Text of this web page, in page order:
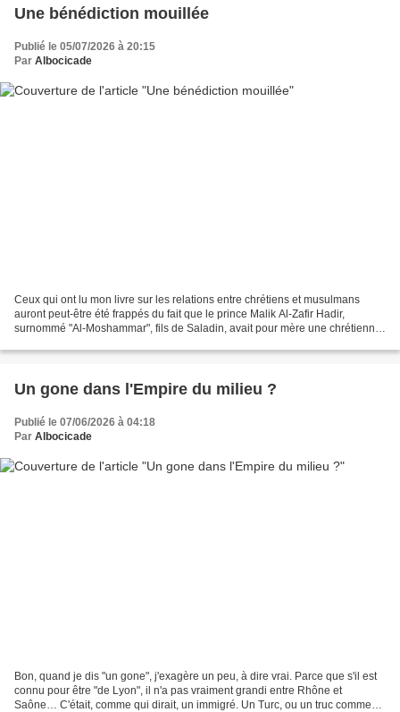
Une bénédiction mouillée
Publié le 05/07/2026 à 20:15
Par Albocicade
Ceux qui ont lu mon livre sur les relations entre chrétiens et musulmans
auront peut-être été frappés du fait que le prince Malik Al-Zafir Hadir,
surnommé "Al-Moshammar", fils de Saladin, avait pour mère une chrétienne.
Un gone dans l'Empire du milieu ?
Publié le 07/06/2026 à 04:18
Par Albocicade
Bon, quand je dis "un gone", j'exagère un peu, à dire vrai. Parce que s'il est
connu pour être "de Lyon", il n'a pas vraiment grandi entre Rhône et
Saône… C'était, comme qui dirait, un immigré. Un Turc, ou un truc comme